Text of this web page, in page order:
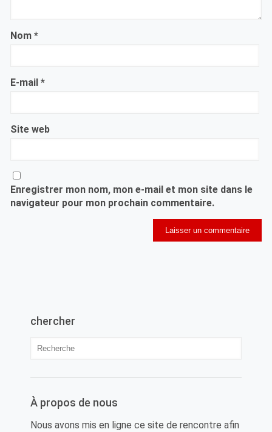
Nom *
E-mail *
Site web
Enregistrer mon nom, mon e-mail et mon site dans le
navigateur pour mon prochain commentaire.
chercher
À propos de nous
Nous avons mis en ligne ce site de rencontre afin